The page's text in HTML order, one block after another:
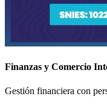
Finanzas y Comercio
Gestión financiera con